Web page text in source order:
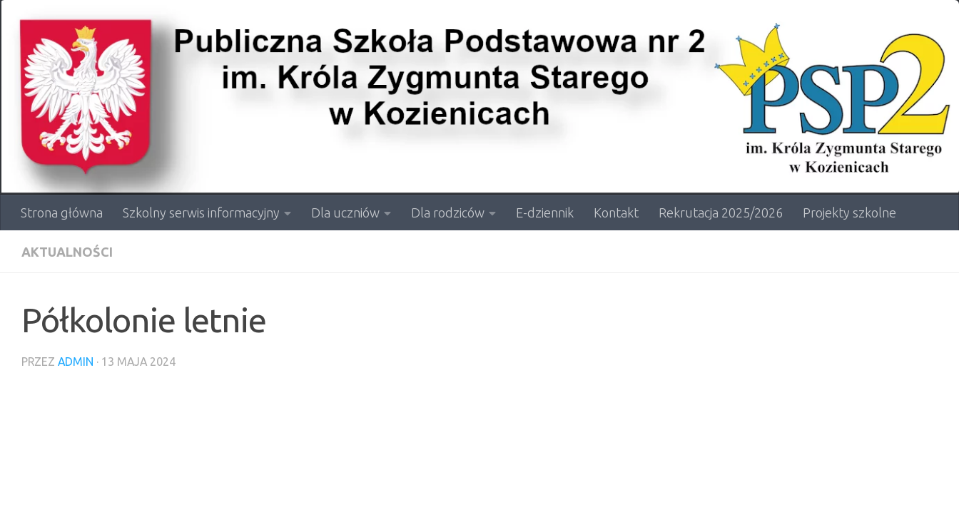
Przejdź do treści
Strona główna Szkolny serwis informacyjny Dla uczniów Dla rodziców E-dziennik Kontakt Rekrutacja 2025/2026 Projekty szkolne
AKTUALNOŚCI
Półkolonie letnie
PRZEZ ADMIN · 13 MAJA 2024